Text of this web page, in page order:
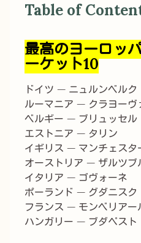
Table of
最高のヨーロッ
ーケット10
ドイツ — ニュルンベルク
ルーマニア — クラヨーヴ
ベルギー — ブリュッセル
エストニア — タリン
イギリス — マンチェスタ
オーストリア — ザルツブ
イタリア — ゴヴォーネ
ポーランド — グダニスク
フランス — モンベリアー
ハンガリー — ブダペスト